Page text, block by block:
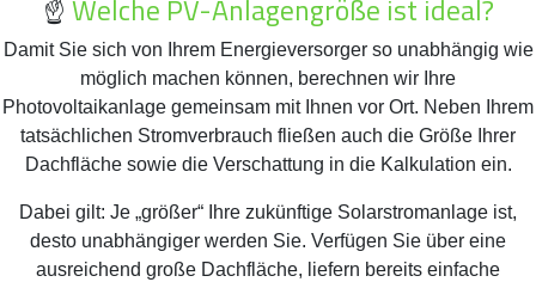
☝️Welche PV-Anlagengröße ist ideal?
Damit Sie sich von Ihrem Energieversorger so unabhängig wie
möglich machen können, berechnen wir Ihre
Photovoltaikanlage gemeinsam mit Ihnen vor Ort. Neben Ihrem
tatsächlichen Stromverbrauch fließen auch die Größe Ihrer
Dachfläche sowie die Verschattung in die Kalkulation ein.
Dabei gilt: Je „größer“ Ihre zukünftige Solarstromanlage ist,
desto unabhängiger werden Sie. Verfügen Sie über eine
ausreichend große Dachfläche, liefern bereits einfache